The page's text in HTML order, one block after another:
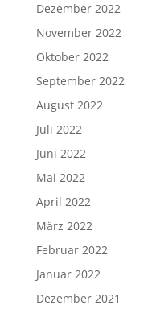
Dezember 2022
November 2022
Oktober 2022
September 2022
August 2022
Juli 2022
Juni 2022
Mai 2022
April 2022
März 2022
Februar 2022
Januar 2022
Dezember 2021